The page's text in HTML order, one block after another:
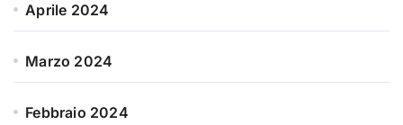
Aprile 2024
Marzo 2024
Febbraio 2024